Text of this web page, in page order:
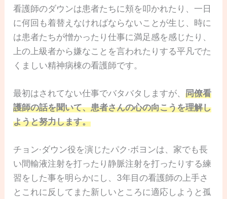
看護師のダウンは患者たちに頬を叩かれたり、一日
に何回も着替えなければならないことが生じ、時に
は患者たちが憎かったり仕事に満足感を感じたり、
上の上級者から嫌なことを言われたりする平凡でた
くましい精神病棟の看護師です。
最初はされてない仕事でバタバタしますが、同僚看
護師の話を聞いて、患者さんの心の向こうを理解し
ようと努力します。
チョン·ダウン役を演じたパク·ボヨンは、家でも長
い間輸液注射を打ったり静脈注射を打ったりする練
習をした事を明らかにし、3年目の看護師の上手さ
とこれに反してまた新しいところに適応しようと孤